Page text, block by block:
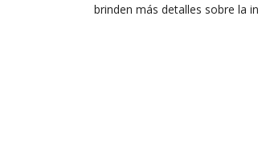
brinden más detalles sobre la